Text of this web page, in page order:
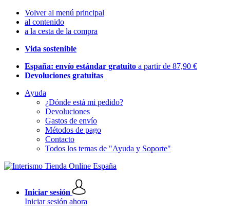
Volver al menú principal
al contenido
a la cesta de la compra
Vida sostenible
España: envío estándar gratuito a partir de 87,90 €
Devoluciones gratuitas
Ayuda
¿Dónde está mi pedido?
Devoluciones
Gastos de envío
Métodos de pago
Contacto
Todos los temas de "Ayuda y Soporte"
Iniciar sesión
Iniciar sesión ahora